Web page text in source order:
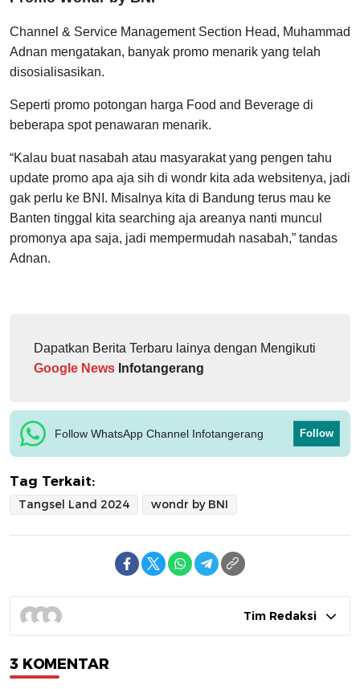
Channel & Service Management Section Head, Muhammad
Adnan mengatakan, banyak promo menarik yang telah
disosialisasikan.
Seperti promo potongan harga Food and Beverage di
beberapa spot penawaran menarik.
“Kalau buat nasabah atau masyarakat yang pengen tahu
update promo apa aja sih di wondr kita ada websitenya, jadi
gak perlu ke BNI. Misalnya kita di Bandung terus mau ke
Banten tinggal kita searching aja areanya nanti muncul
promonya apa saja, jadi mempermudah nasabah,” tandas
Adnan.
Dapatkan Berita Terbaru lainya dengan Mengikuti
Google News Infotangerang
Follow WhatsApp Channel Infotangerang Follow
Tag Terkait:
Tangsel Land 2024 wondr by BNI
Tim Redaksi
3 KOMENTAR